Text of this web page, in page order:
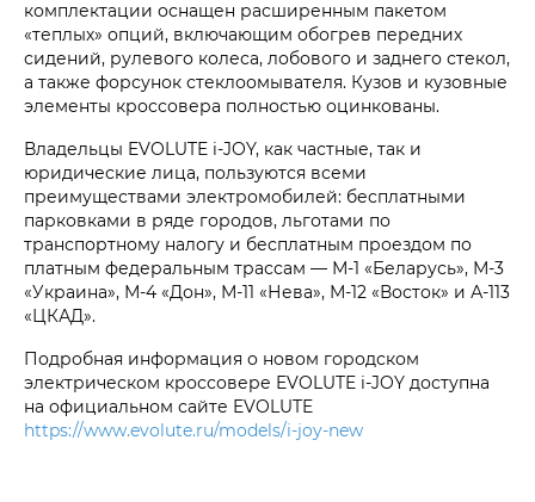
комплектации оснащен расширенным пакетом
«теплых» опций, включающим обогрев передних
сидений, рулевого колеса, лобового и заднего стекол,
а также форсунок стеклоомывателя. Кузов и кузовные
элементы кроссовера полностью оцинкованы.
Владельцы EVOLUTE i‑JOY, как частные, так и
юридические лица, пользуются всеми
преимуществами электромобилей: бесплатными
парковками в ряде городов, льготами по
транспортному налогу и бесплатным проездом по
платным федеральным трассам — М-1 «Беларусь», М-3
«Украина», М-4 «Дон», М-11 «Нева», М-12 «Восток» и А-113
«ЦКАД».
Подробная информация о новом городском
электрическом кроссовере EVOLUTE i‑JOY доступна
на официальном сайте EVOLUTE
https://www.evolute.ru/models/i-joy-new